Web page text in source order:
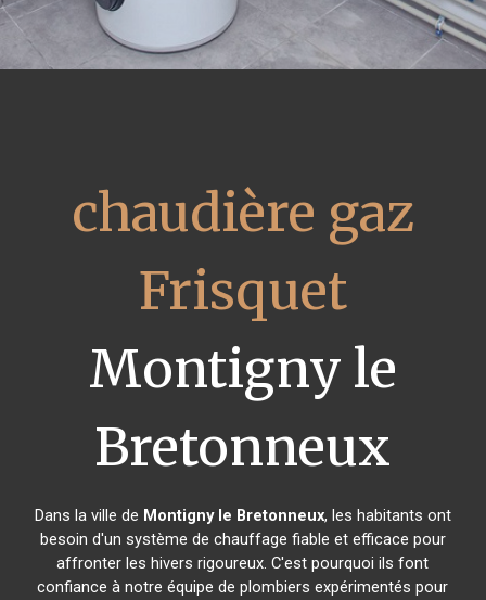
chaudière gaz
Frisquet
Montigny le
Bretonneux
Dans la ville de Montigny le Bretonneux, les habitants ont
besoin d'un système de chauffage fiable et efficace pour
affronter les hivers rigoureux. C'est pourquoi ils font
confiance à notre équipe de plombiers expérimentés pour